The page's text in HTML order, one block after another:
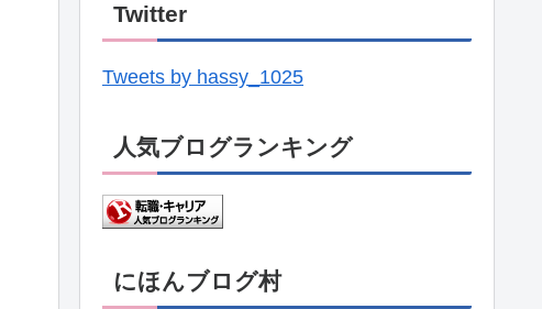
Twitter
Tweets by hassy_1025
人気ブログランキング
にほんブログ村